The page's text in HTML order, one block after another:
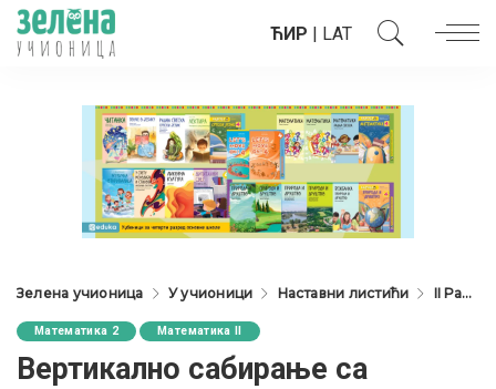
ЋИР | LAT
Зелена учионица У учионици Наставни листићи II Разред
Математика 2 Математика II
Вертикално сабирање са